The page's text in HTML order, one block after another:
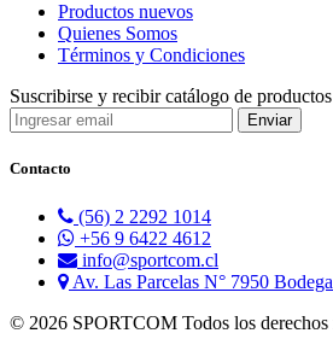
Productos nuevos
Quienes Somos
Términos y Condiciones
Suscribirse y recibir catálogo de productos
Contacto
(56) 2 2292 1014
+56 9 6422 4612
info@sportcom.cl
Av. Las Parcelas N° 7950
© 2026 SPORTCOM Todos los derechos